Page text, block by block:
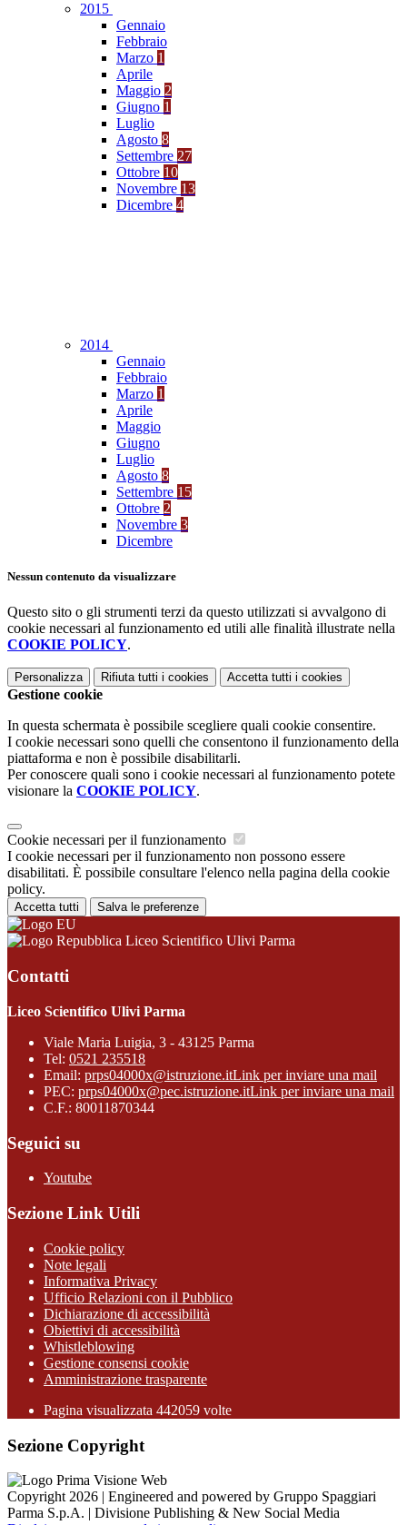
2015
Gennaio
Febbraio
Marzo 1
Aprile
Maggio 2
Giugno 1
Luglio
Agosto 8
Settembre 27
Ottobre 10
Novembre 13
Dicembre 4
2014
Gennaio
Febbraio
Marzo 1
Aprile
Maggio
Giugno
Luglio
Agosto 8
Settembre 15
Ottobre 2
Novembre 3
Dicembre
Nessun contenuto da visualizzare
Questo sito o gli strumenti terzi da questo utilizzati si avvalgono di
cookie necessari al funzionamento ed utili alle finalità illustrate nella
COOKIE POLICY.
Personalizza Rifiuta tutti i cookies Accetta tutti i cookies
Gestione cookie
In questa schermata è possibile scegliere quali cookie consentire.
I cookie necessari sono quelli che consentono il funzionamento della
piattaforma e non è possibile disabilitarli.
Per conoscere quali sono i cookie necessari al funzionamento potete
visionare la COOKIE POLICY.
Cookie necessari per il funzionamento
I cookie necessari per il funzionamento non possono essere
disabilitati. È possibile consultare l'elenco nella pagina della cookie
policy.
Accetta tutti Salva le preferenze
Liceo Scientifico Ulivi Parma
Contatti
Liceo Scientifico Ulivi Parma
Viale Maria Luigia, 3 - 43125 Parma
Tel: 0521 235518
Email: prps04000x@istruzione.itLink per inviare una mail
PEC: prps04000x@pec.istruzione.itLink per inviare una mail
C.F.: 80011870344
Seguici su
Youtube
Sezione Link Utili
Cookie policy
Note legali
Informativa Privacy
Ufficio Relazioni con il Pubblico
Dichiarazione di accessibilità
Obiettivi di accessibilità
Whistleblowing
Gestione consensi cookie
Amministrazione trasparente
Pagina visualizzata 442059 volte
Sezione Copyright
Copyright 2026 | Engineered and powered by Gruppo Spaggiari
Parma S.p.A. | Divisione Publishing & New Social Media